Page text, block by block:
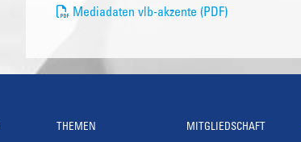
Mediadaten vlb-akzente (PDF)
THEMEN MITGLIEDSCHAFT